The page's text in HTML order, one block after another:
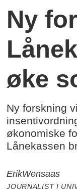
Ny
øke
Ny forskning
økonomiske
Lånekassen
ErikWensaas
JOURNALIST I